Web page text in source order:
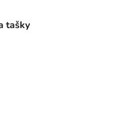
tašky